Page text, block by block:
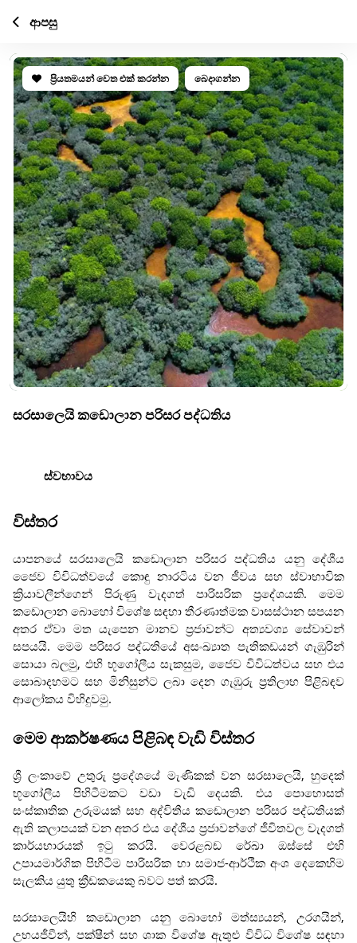
ප්‍රියතමයන් වෙත එක් කරන්න බෙදාගන්න
සරසාලෙයි කඩොලාන පරිසර පද්ධතිය
ස්වභාවය
විස්තර
යාපනයේ සරසාලෙයි කඩොලාන පරිසර පද්ධතිය යනු දේශීය
ජෛව විවිධත්වයේ කොඳු නාරටිය වන ජීවය සහ ස්වාභාවික
ක්‍රියාවලීන්ගෙන් පිරුණු වැදගත් පාරිසරික ප්‍රදේශයකි. මෙම
කඩොලාන බොහෝ විශේෂ සඳහා තීරණාත්මක වාසස්ථාන සපයන
අතර ඒවා මත යැපෙන මානව ප්‍රජාවන්ට අත්‍යවශ්‍ය සේවාවන්
සපයයි. මෙම පරිසර පද්ධතියේ අසංඛ්‍යාත පැතිකඩයන් ගැඹුරින්
සොයා බලමු, එහි භූගෝලීය සැකසුම, ජෛව විවිධත්වය සහ එය
සොබාදහමට සහ මිනිසුන්ට ලබා දෙන ගැඹුරු ප්‍රතිලාභ පිළිබඳව
ආලෝකය විහිදුවමු.
මෙම ආකර්ෂණය පිළිබඳ වැඩි විස්තර
ශ්‍රී ලංකාවේ උතුරු ප්‍රදේශයේ මැණිකක් වන සරසාලෙයි, හුදෙක්
භූගෝලීය පිහිටීමකට වඩා වැඩි දෙයකි. එය පොහොසත්
සංස්කෘතික උරුමයක් සහ අද්විතීය කඩොලාන පරිසර පද්ධතියක්
ඇති කලාපයක් වන අතර එය දේශීය ප්‍රජාවන්ගේ ජීවිතවල වැදගත්
කාර්යභාරයක් ඉටු කරයි. වෙරළබඩ රේඛා ඔස්සේ එහි
උපායමාර්ගික පිහිටීම පාරිසරික හා සමාජ-ආර්ථික අංශ දෙකෙහිම
සැලකිය යුතු ක්‍රීඩකයෙකු බවට පත් කරයි.
සරසාලෙයිහි කඩොලාන යනු බොහෝ මත්ස්‍යයන්, උරගයින්,
උභයජීවීන්, පක්ෂීන් සහ ශාක විශේෂ ඇතුළු විවිධ විශේෂ සඳහා
ආපසු